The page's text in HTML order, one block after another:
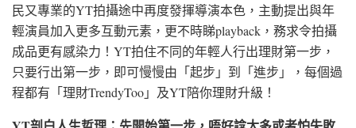
民又專業的YT拍攝途中再度發揮導演本色，主動提出與年
輕演員加入更多互動元素，更不時睇playback，務求令拍攝
成品更有感染力！YT拍住不同的年輕人行出理財第一步，
只要行出第一步，即可慢慢由「起步」到「進步」，每個過
程都有「理財TrendyToo」及YT陪你理財升級！